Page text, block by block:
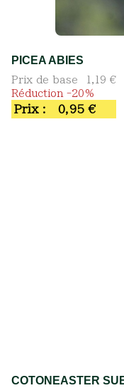
PICEA ABIES
Prix de base
1,19 €
Réduction -20%
Prix : 0,95 €
COTONEASTER